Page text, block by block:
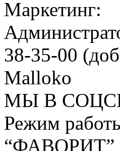
Маркетинг:
38-35-00
Malloko
МЫ В
Режим
“ФАВОРИТ”